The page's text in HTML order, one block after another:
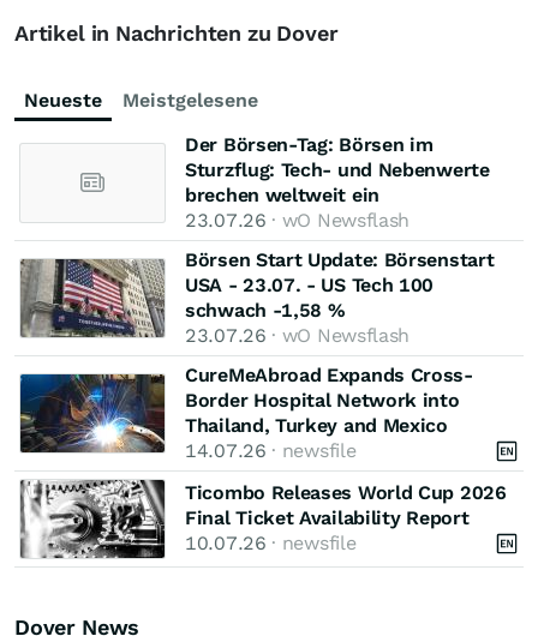
Artikel in Nachrichten zu Dover
Neueste
Meistgelesene
Der Börsen-Tag: Börsen im
Sturzflug: Tech- und Nebenwerte
brechen weltweit ein
23.07.26 · wO Newsflash
Börsen Start Update: Börsenstart
USA - 23.07. - US Tech 100
schwach -1,58 %
23.07.26 · wO Newsflash
CureMeAbroad Expands Cross-
Border Hospital Network into
Thailand, Turkey and Mexico
14.07.26 · newsfile
Ticombo Releases World Cup 2026
Final Ticket Availability Report
10.07.26 · newsfile
Dover News